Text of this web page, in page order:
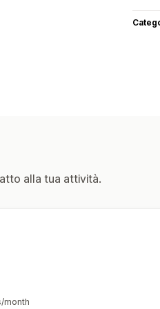
alla tua attività.
month